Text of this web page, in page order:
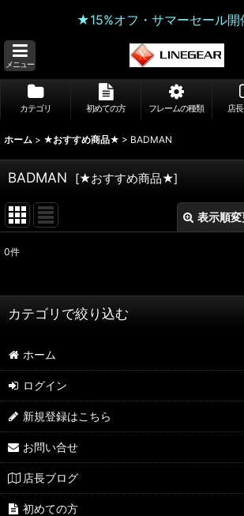
★15%オフ・サマーセール開
メニュー
カテゴリ 初めての方 フレームの種類 店
ホーム > ★おすすめ商品★ > BADMAN
BADMAN [★おすすめ商品★]
表示順変
表示数 :
並び順 :
0件
カテゴリで絞り込む
BADMAN (全商品)
ノーマルレンズ（偏光なし）
偏光レンズ
NXT®レンズ
HDレンズ
ホーム
ログイン
新規登録はこちら
お問い合せ
店長ブログ
初めての方